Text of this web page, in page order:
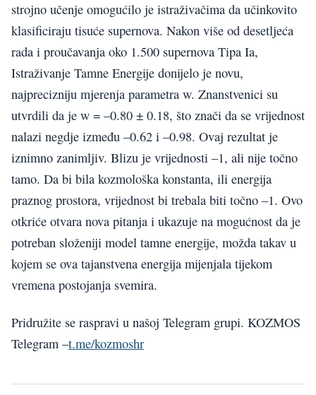
strojno učenje omogućilo je istraživačima da učinkovito
klasificiraju tisuće supernova. Nakon više od desetljeća
rada i proučavanja oko 1.500 supernova Tipa Ia,
Istraživanje Tamne Energije donijelo je novu,
najprecizniju mjerenja parametra w. Znanstvenici su
utvrdili da je w = –0.80 ± 0.18, što znači da se vrijednost
nalazi negdje između –0.62 i –0.98. Ovaj rezultat je
iznimno zanimljiv. Blizu je vrijednosti –1, ali nije točno
tamo. Da bi bila kozmološka konstanta, ili energija
praznog prostora, vrijednost bi trebala biti točno –1. Ovo
otkriće otvara nova pitanja i ukazuje na mogućnost da je
potreban složeniji model tamne energije, možda takav u
kojem se ova tajanstvena energija mijenjala tijekom
vremena postojanja svemira.
Pridružite se raspravi u našoj Telegram grupi. KOZMOS
Telegram –t.me/kozmoshr